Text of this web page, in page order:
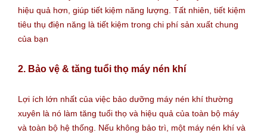
hiệu quả hơn, giúp tiết kiệm năng lượng. Tất nhiên, tiết kiệm
tiêu thụ điện năng là tiết kiệm trong chi phí sản xuất chung
của bạn
2. Bảo vệ & tăng tuổi thọ máy nén khí
Lợi ích lớn nhất của việc bảo dưỡng máy nén khí thường
xuyên là nó làm tăng tuổi thọ và hiệu quả của toàn bộ máy
và toàn bộ hệ thống. Nếu không bảo trì, một máy nén khí và